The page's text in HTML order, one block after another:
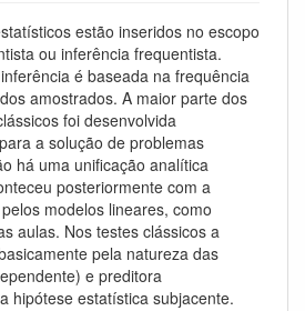
estão inseridos no escopo
ou inferência frequentista.
é baseada na frequência
amostrados. A maior parte dos
foi desenvolvida
a solução de problemas
há uma unificação analítica
posteriormente com a
modelos lineares, como
aulas. Nos testes clássicos a
pela natureza das
e preditora
hipótese estatística subjacente.